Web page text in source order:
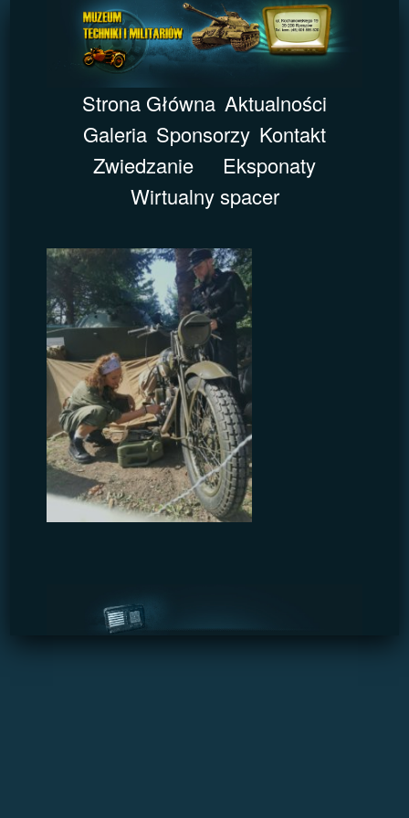
Strona Główna Aktualności
Galeria Sponsorzy Kontakt
Zwiedzanie
Eksponaty
Wirtualny spacer